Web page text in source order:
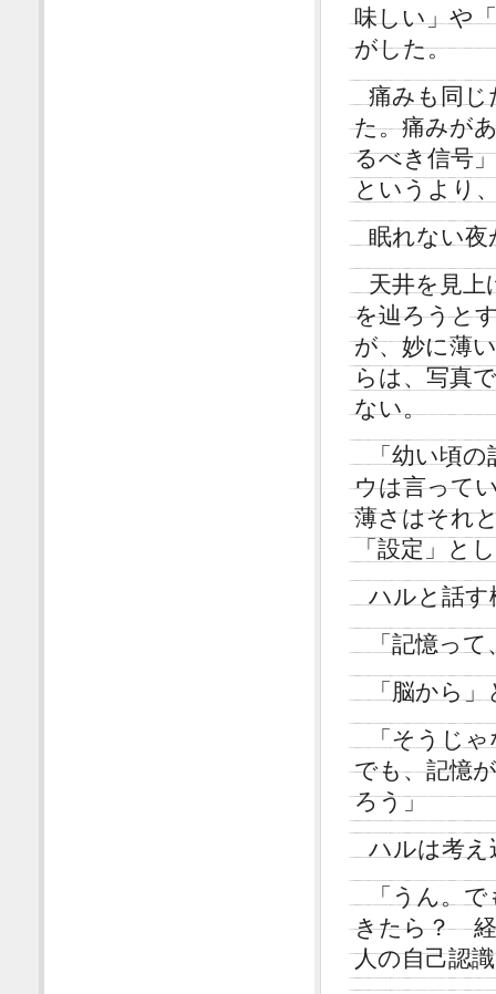
味しい」や
がした。
痛みも同じ
た。痛みが
るべき信号
というより
眠れない夜
天井を見上
を辿ろうと
が、妙に薄
らは、写真
ない。
「幼い頃
ウは言って
薄さはそれ
「設定」と
ハルと話す
「記憶っ
「脳から
「そうじ
でも、記憶
ろう」
ハルは考え
「うん。
きたら？ 経
人の自己認